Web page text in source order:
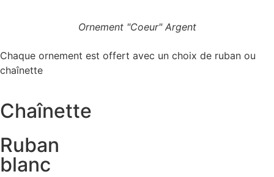
Ornement "Coeur" Argent
Chaque ornement est offert avec un choix de ruban ou
chaînette
Chaînette
Ruban
blanc